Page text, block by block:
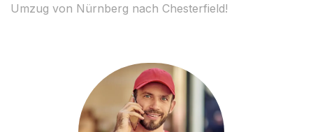
Umzug von Nürnberg nach Chesterfield!